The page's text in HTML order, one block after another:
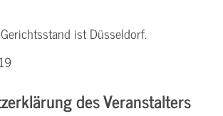
ist Düsseldorf.
des Veranstalters